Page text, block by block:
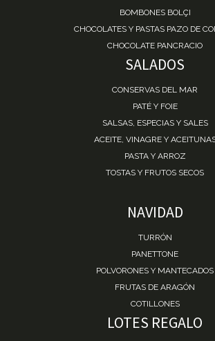
BOMBONES BOLÇI
CHOCOLATES Y PASTAS PAZO DE
CHOCOLATE PANCRACIO
SALADOS
CONSERVAS DEL MAR
PATÉ Y FOIE
SALSAS, ESPECIAS Y SALES
ACEITE, VINAGRE Y
PASTA Y ARROZ
TOSTAS Y FRUTOS SECOS
NAVIDAD
TURRÓN
PANETTONE
POLVORONES Y MANTECADOS
FRUTAS DE ARAGÓN
COTILLONES
LOTES REGALO